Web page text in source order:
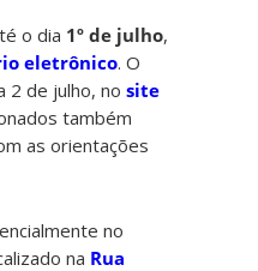
o dia 1º de julho,
eletrônico. O
2 de julho, nosite
também
as orientações
no
na Rua